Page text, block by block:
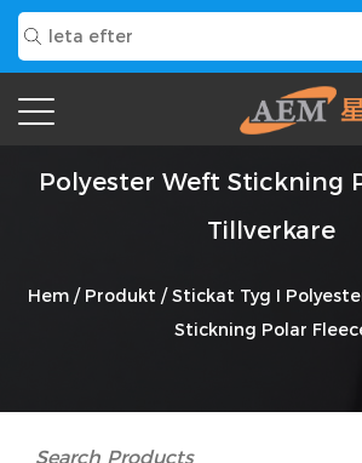
Polyester Weft Stickning
Tillverkare
Hem / Produkt /Stickat Tyg I
Stickning Polar